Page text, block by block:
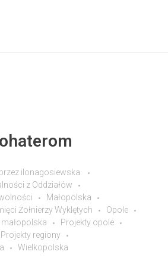
przez ilonagosiewska
z Oddziałów
Małopolska
Żołnierzy Wyklętych
Opole
małopolska
Projekty opole
Projekty regiony
Wielkopolska